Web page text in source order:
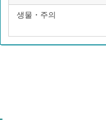
생물・주의